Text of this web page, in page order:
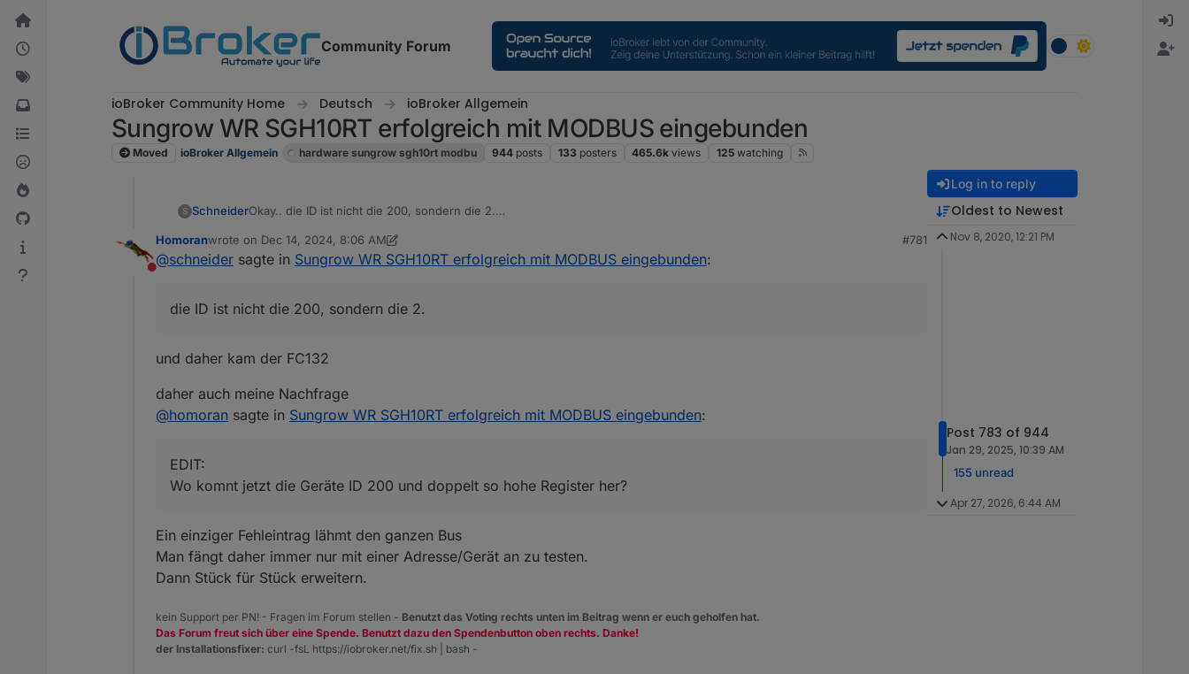
Skip to content
Community Forum
ioBroker Community Home Deutsch ioBroker Allgemein
Sungrow WR SGH10RT erfolgreich mit MODBUS eingebunden
Moved ioBroker Allgemein hardware sungrow sgh10rt modbu 944 posts 133 posters 465.6k views 125 watching
S SchneiderOkay.. die ID ist nicht die 200, sondern die 2.
Do not disturb
Homoranwrote on Dec 14, 2024, 8:06 AM
last edited by Homoran Dec 14, 2024, 9:08 AM
#781
@schneider sagte in Sungrow WR SGH10RT erfolgreich mit MODBUS eingebunden:
die ID ist nicht die 200, sondern die 2.
und daher kam der FC132
daher auch meine Nachfrage
@homoran sagte in Sungrow WR SGH10RT erfolgreich mit MODBUS eingebunden:
EDIT:
Wo komnt jetzt die Geräte ID 200 und doppelt so hohe Register her?
Ein einziger Fehleintrag lähmt den ganzen Bus
Man fängt daher immer nur mit einer Adresse/Gerät an zu testen.
Dann Stück für Stück erweitern.
kein Support per PN! - Fragen im Forum stellen - Benutzt das Voting rechts unten im Beitrag wenn er euch geholfen hat.
Das Forum freut sich über eine Spende. Benutzt dazu den Spendenbutton oben rechts. Danke!
der Installationsfixer: curl -fsL https://iobroker.net/fix.sh | bash -
Log in to reply
Oldest to Newest
Nov 8, 2020, 12:21 PM
Post 783 of 944
Jan 29, 2025, 10:39 AM
155 unread
Apr 27, 2026, 6:44 AM